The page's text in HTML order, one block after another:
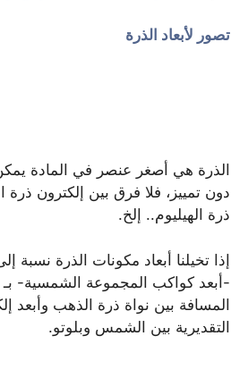
تصور لأبعاد الذرة
الذرة هي أصغر عنصر في المادة
دون تمييز، فلا فرق بين إلكترون ذرة
ذرة الهيليوم.. إلخ.
إذا تخيلنا أبعاد مكونات الذرة
-أبعد كواكب المجموعة الشمسية-
المسافة بين نواة ذرة الذهب
التقديرية بين الشمس وبلوتو.